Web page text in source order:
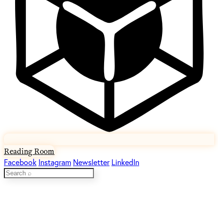
Reading Room
Facebook Instagram Newsletter LinkedIn